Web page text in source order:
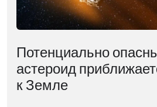
Потенциально
астероид
к Земле